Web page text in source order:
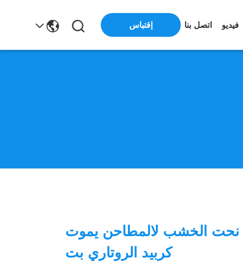
فيديو اتصل بنا إقتباس
نحت الخشب لالمطاحن يموت
كربيد الروتاري بت